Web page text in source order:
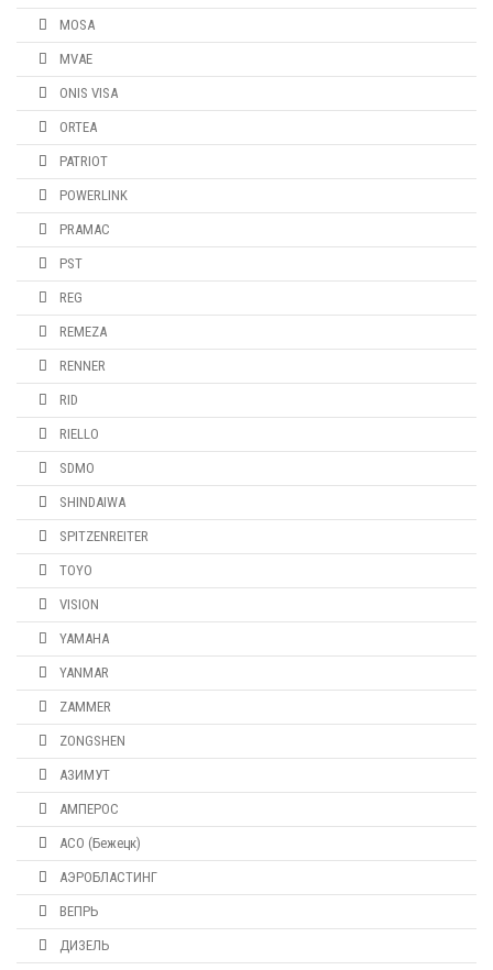
MOSA
MVAE
ONIS VISA
ORTEA
PATRIOT
POWERLINK
PRAMAC
PST
REG
REMEZA
RENNER
RID
RIELLO
SDMO
SHINDAIWA
SPITZENREITER
TOYO
VISION
YAMAHA
YANMAR
ZAMMER
ZONGSHEN
АЗИМУТ
АМПЕРОС
АСО (Бежецк)
АЭРОБЛАСТИНГ
ВЕПРЬ
ДИЗЕЛЬ